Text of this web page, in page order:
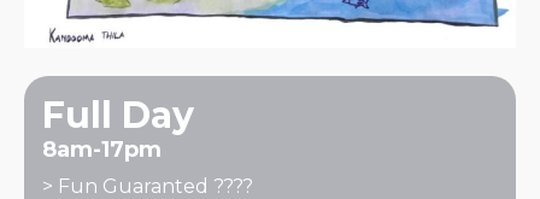
Full Day
8am-17pm
> Fun Guaranted ????